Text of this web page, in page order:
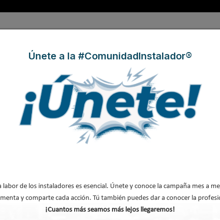
en podcast:
entre la apuesta clara y la
Únete a la #ComunidadInstalador®
labor de los instaladores es esencial. Únete y conoce la campaña mes a
y comparte cada acción. Tú también puedes dar a conocer la
¡Cuantos más seamos más lejos llegaremos!